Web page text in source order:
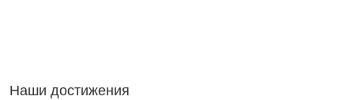
Наши достижения